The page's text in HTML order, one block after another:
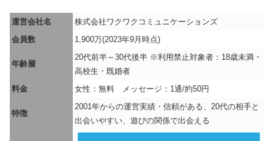
運営会社名
株式会社ワクワクコミュニケーションズ
会員数
1,900万(2023年9月時点)
年齢層
20代前半～30代後半 ※利用禁止対象者：18歳未満・
高校生・既婚者
料金
女性：無料 メッセージ：1通/約50円
特徴
2001年からの運営実績・信頼がある、20代の相手と
出会いやすい、遊びの関係で出会える